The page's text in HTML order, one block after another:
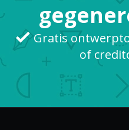
Gratis
of